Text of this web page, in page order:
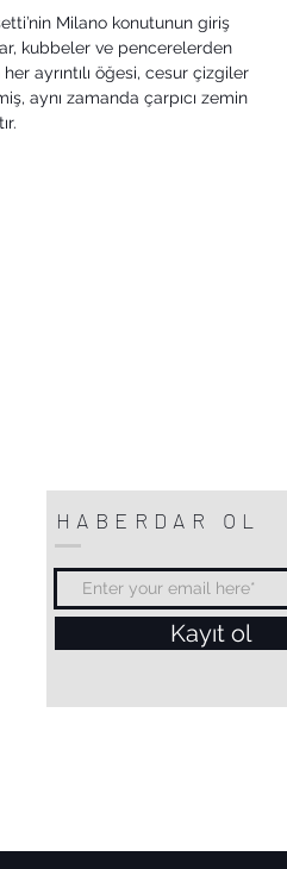
Milano konutunun giriş
kubbeler ve pencerelerden
ayrıntılı öğesi, cesur çizgiler
aynı zamanda çarpıcı zemin
HABERDAR OL
Kayıt ol